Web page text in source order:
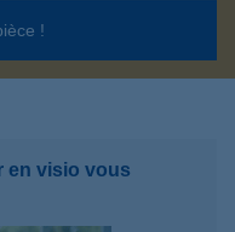
!
en visio vous